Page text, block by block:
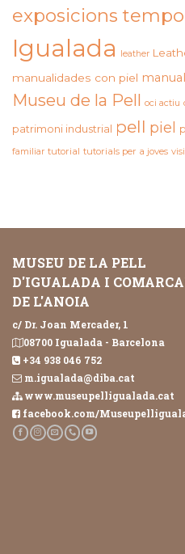
exposicions
Igualada leather
manualidades con piel
Museu de la Pell oci actiu
patrimoni industrial pell piel
familiar tutorial tutorials per a joves
MUSEU DE LA PELL
D'IGUALADA I
DE L'ANOIA
c/ Dr. Joan Mercader, 1
08700 Igualada - Barcelona
+34 938 046 752
m.igualada@diba.cat
www.museupelligualada.cat
facebook.com/